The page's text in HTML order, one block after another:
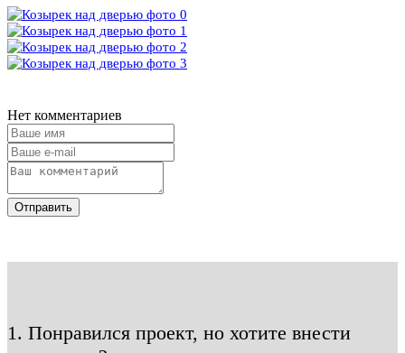
Нет комментариев
Отправить
1. Понравился проект, но хотите внести